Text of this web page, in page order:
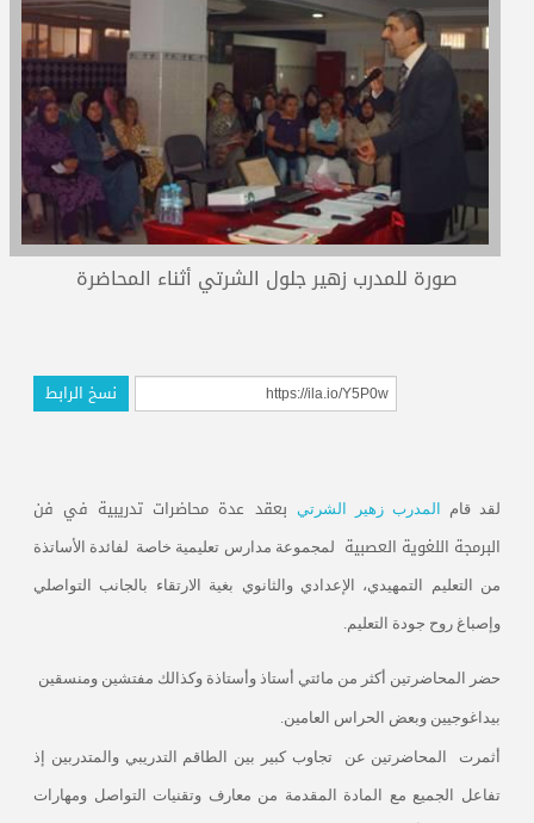
صورة للمدرب زهير جلول الشرتي أثناء المحاضرة
نسخ الرابط
لقد قام المدرب زهير الشرتي بعقد عدة محاضرات تدريبية في فن
البرمجة اللغوية العصبية
لمجموعة مدارس تعليمية خاصة لفائدة الأساتذة
من التعليم التمهيدي، الإعدادي والثانوي بغية الارتقاء بالجانب التواصلي
وإصباغ روح جودة التعليم.
حضر المحاضرتين أكثر من مائتي أستاذ وأستاذة وكذالك مفتشين ومنسقين
بيداغوجيين وبعض الحراس العامين.
أثمرت المحاضرتين عن تجاوب كبير بين الطاقم التدريبي والمتدربين إذ
تفاعل الجميع مع المادة المقدمة من معارف وتقنيات التواصل ومهارات